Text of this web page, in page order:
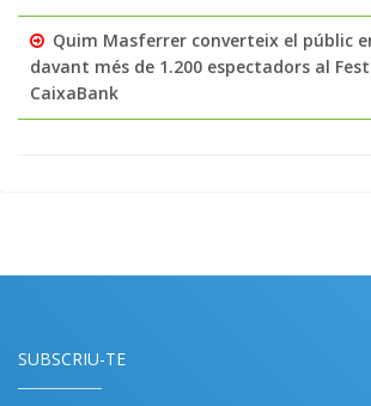
Quim Masferrer converteix el públic
davant més de 1.200 espectadors al
CaixaBank
SUBSCRIU-TE